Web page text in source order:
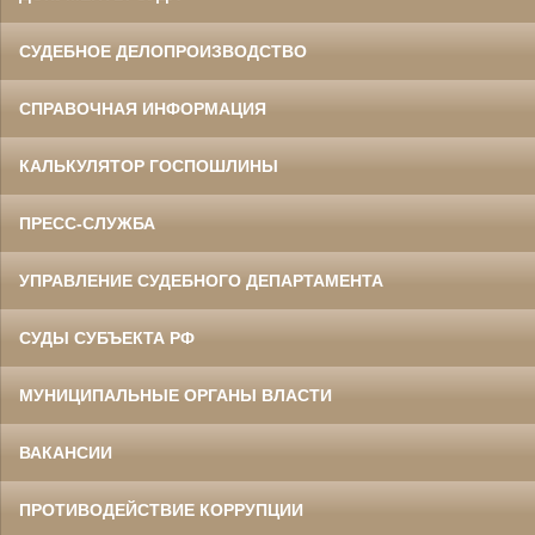
Участник Великой Отечественной войны
Председатель Белгородского
Труженица тыла в годы
Великой Отечественной войны
Главный бухгалтер Белгородского
в период с 1954 по 1977 гг.
СУДЕБНОЕ ДЕЛОПРОИЗВОДСТВО
СПРАВОЧНАЯ ИНФОРМАЦИЯ
КАЛЬКУЛЯТОР ГОСПОШЛИНЫ
ПРЕСС-СЛУЖБА
УПРАВЛЕНИЕ СУДЕБНОГО ДЕПАРТАМЕНТА
СУДЫ СУБЪЕКТА РФ
МУНИЦИПАЛЬНЫЕ ОРГАНЫ ВЛАСТИ
ВАКАНСИИ
ПРОТИВОДЕЙСТВИЕ КОРРУПЦИИ